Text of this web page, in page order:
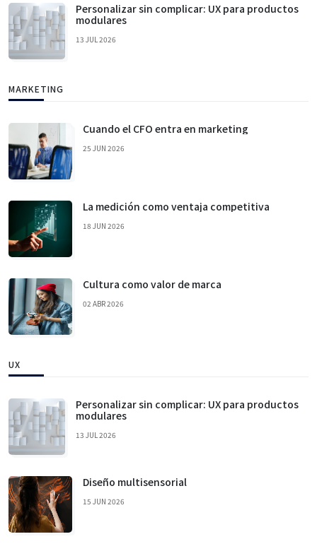
Personalizar sin complicar: UX para productos
modulares
13 JUL 2026
MARKETING
Cuando el CFO entra en marketing
25 JUN 2026
La medición como ventaja competitiva
18 JUN 2026
Cultura como valor de marca
02 ABR 2026
UX
Personalizar sin complicar: UX para productos
modulares
13 JUL 2026
Diseño multisensorial
15 JUN 2026